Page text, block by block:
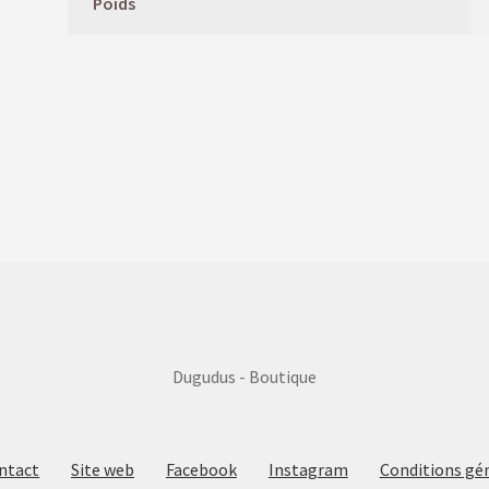
Dugudus - Boutique
Site web Facebook Instagram Conditions